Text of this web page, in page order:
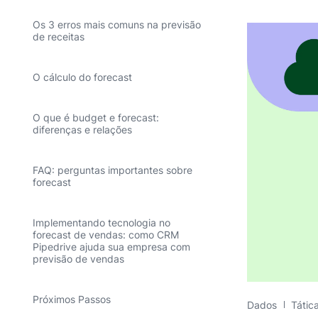
Os 3 erros mais comuns na previsão
de receitas
O cálculo do forecast
O que é budget e forecast:
diferenças e relações
FAQ: perguntas importantes sobre
forecast
Implementando tecnologia no
forecast de vendas: como CRM
Pipedrive ajuda sua empresa com
previsão de vendas
Próximos Passos Dados